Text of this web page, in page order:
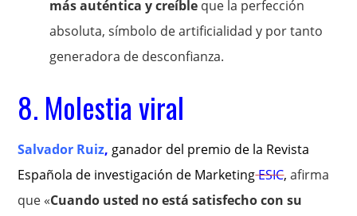
más auténtica y creíble que la perfección
absoluta, símbolo de artificialidad y por tanto
generadora de desconfianza.
8. Molestia viral
Salvador Ruiz, ganador del premio de la Revista
Española de investigación de MarketingESIC, afirma
que «Cuando usted no está satisfecho con su